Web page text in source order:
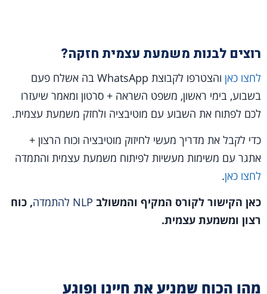
רוצים לבנות משמעת עצמית חזקה?
לחצו כאן
והצטרפו לקבוצת WhatsApp בה אשלח פעם
בשבוע, בימי ראשון, משפט השראה + סרטון ומאמר שיעזרו
לכם לפתוח את השבוע עם מוטיבציה ולחזק משמעת עצמית.
כדי לקבל את מדריך מעשי לחיזוק מוטיבציה וכוח הרצון +
אתגר עם משימות מעשיות לפיתוח משמעת עצמית והתמדה
לחצו כאן.
כאן הקישור לקורס המקיף והמשולב NLP להתמדה
, כוח
רצון ומשמעת עצמית.
מהו הכוח שמניע את חיינו ופוגע